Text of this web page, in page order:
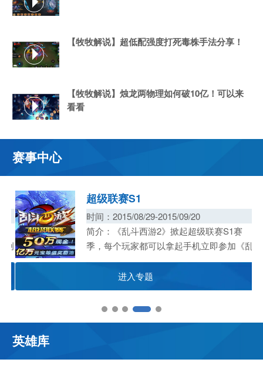
【牧牧解说】超低配强度打死毒株手法分享！
【牧牧解说】烛龙两物理如何破10亿！可以来
看看
赛事中心
超级联赛S1
时间：2015/08/29-2015/09/20
简介：《乱斗西游2》掀起超级联赛S1赛
季，每个玩家都可以拿起手机立即参加《乱
斗西游2》。
进入专题
英雄库